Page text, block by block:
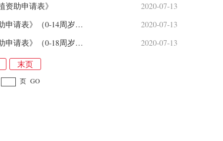
助申请表》
2020-07-13
《中国红十字基金会“中央专项彩票公益金大病儿童救助项目”先心病儿童资助申请表》（0-14周岁，先心病）
2020-07-13
《中国红十字基金会“中央专项彩票公益金大病儿童救助项目”白血病儿童资助申请表》（0-18周岁，白血病）
2020-07-13
末页
页 GO